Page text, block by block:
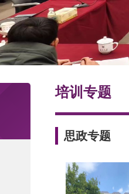
培训专题
思政专题